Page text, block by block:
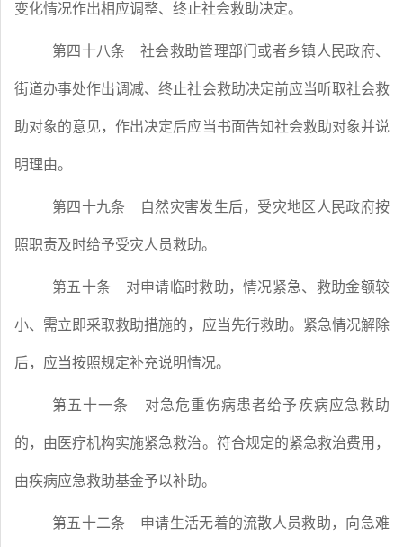
变化情况作出相应调整、终止社会救助决定。
第四十八条 社会救助管理部门或者乡镇人民政府、
街道办事处作出调减、终止社会救助决定前应当听取社会救
助对象的意见，作出决定后应当书面告知社会救助对象并说
明理由。
第四十九条 自然灾害发生后，受灾地区人民政府按
照职责及时给予受灾人员救助。
第五十条 对申请临时救助，情况紧急、救助金额较
小、需立即采取救助措施的，应当先行救助。紧急情况解除
后，应当按照规定补充说明情况。
第五十一条 对急危重伤病患者给予疾病应急救助
的，由医疗机构实施紧急救治。符合规定的紧急救治费用，
由疾病应急救助基金予以补助。
第五十二条 申请生活无着的流散人员救助，向急难